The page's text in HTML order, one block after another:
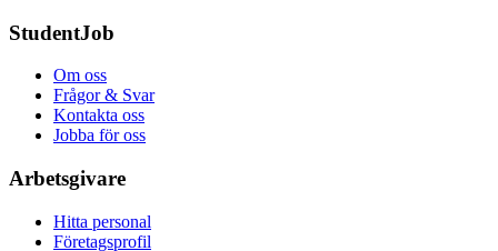
StudentJob
Om oss
Frågor & Svar
Kontakta oss
Jobba för oss
Arbetsgivare
Hitta personal
Företagsprofil